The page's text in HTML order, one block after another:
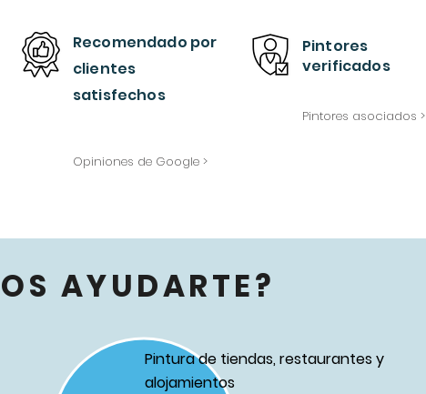
Recomendado por
clientes
satisfechos
Opiniones de Google >
Pintores
verificados
Pintores asociados >
AYUDARTE?
Pintura de tiendas, restaurantes y
alojamientos